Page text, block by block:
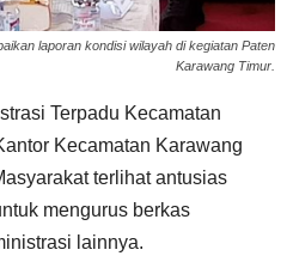
laporan kondisi wilayah di kegiatan Paten
Karawang Timur.
Terpadu Kecamatan
Kecamatan Karawang
terlihat antusias
mengurus berkas
lainnya.